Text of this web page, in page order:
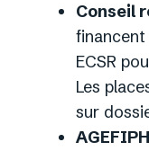
Conseil
ECSR
Les
sur